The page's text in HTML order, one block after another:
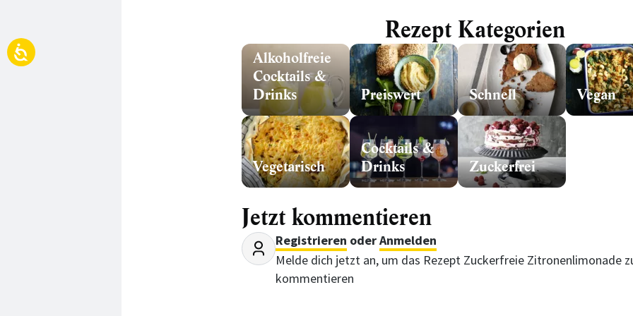
Rezept Kategorien
Alkoholfreie
Cocktails &
Drinks
Preiswert Schnell Vegan
Vegetarisch
Cocktails &
Drinks
Zuckerfrei
Jetzt kommentieren
Registrieren oderAnmelden
Melde dich jetzt an, um das Rezept Zuckerfreie Zitronenlimonade
kommentieren